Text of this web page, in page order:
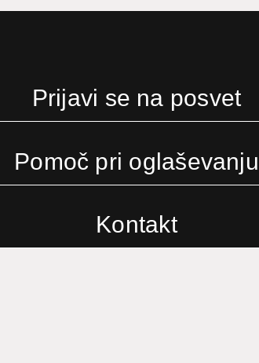
Prijavi se na posvet
Pomoč pri oglaševanju
Kontakt